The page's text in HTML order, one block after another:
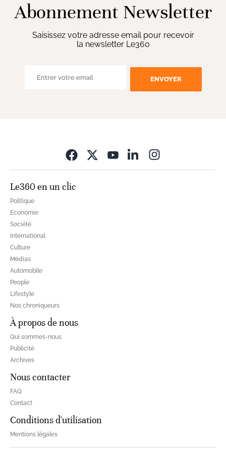
Abonnement Newsletter
Saisissez votre adresse email pour recevoir
la newsletter Le360
ENVOYER
Le360 en un clic
Politique
Economie
Société
International
Culture
Médias
Automobile
People
Lifestyle
Nos chroniqueurs
À propos de nous
Qui sommes-nous
Publicité
Archives
Nous contacter
FAQ
Contact
Conditions d'utilisation
Mentions légales